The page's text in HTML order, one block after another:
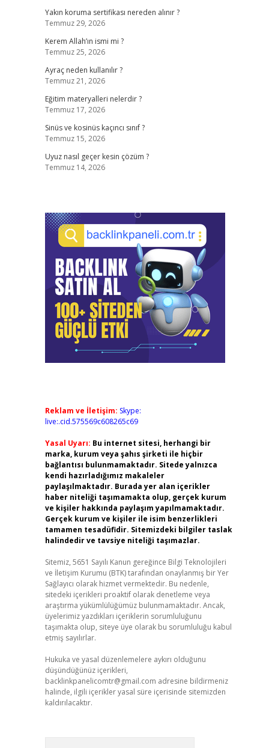
Yakın koruma sertifikası nereden alınır ?
Temmuz 29, 2026
Kerem Allah’ın ismi mi ?
Temmuz 25, 2026
Ayraç neden kullanılır ?
Temmuz 21, 2026
Eğitim materyalleri nelerdir ?
Temmuz 17, 2026
Sinüs ve kosinüs kaçıncı sınıf ?
Temmuz 15, 2026
Uyuz nasıl geçer kesin çözüm ?
Temmuz 14, 2026
Reklam ve İletişim: Skype:
live:.cid.575569c608265c69
Yasal Uyarı: Bu internet sitesi, herhangi bir
marka, kurum veya şahıs şirketi ile hiçbir
bağlantısı bulunmamaktadır. Sitede yalnızca
kendi hazırladığımız makaleler
paylaşılmaktadır. Burada yer alan içerikler
haber niteliği taşımamakta olup, gerçek kurum
ve kişiler hakkında paylaşım yapılmamaktadır.
Gerçek kurum ve kişiler ile isim benzerlikleri
tamamen tesadüfidir. Sitemizdeki bilgiler taslak
halindedir ve tavsiye niteliği taşımazlar.
Sitemiz, 5651 Sayılı Kanun gereğince Bilgi Teknolojileri
ve İletişim Kurumu (BTK) tarafından onaylanmış bir Yer
Sağlayıcı olarak hizmet vermektedir. Bu nedenle,
sitedeki içerikleri proaktif olarak denetleme veya
araştırma yükümlülüğümüz bulunmamaktadır. Ancak,
üyelerimiz yazdıkları içeriklerin sorumluluğunu
taşımakta olup, siteye üye olarak bu sorumluluğu kabul
etmiş sayılırlar.
Hukuka ve yasal düzenlemelere aykırı olduğunu
düşündüğünüz içerikleri,
backlinkpanelicomtr@gmail.com adresine bildirmeniz
halinde, ilgili içerikler yasal süre içerisinde sitemizden
kaldırılacaktır.